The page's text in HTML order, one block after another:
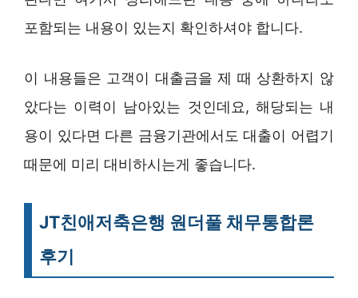
포함되는 내용이 있는지 확인하셔야 합니다.
이 내용들은 고객이 대출금을 제 때 상환하지 않
았다는 이력이 남아있는 것인데요, 해당되는 내
용이 있다면 다른 금융기관에서도 대출이 어렵기
때문에 미리 대비하시는게 좋습니다.
JT친애저축은행 원더풀 채무통합론
후기